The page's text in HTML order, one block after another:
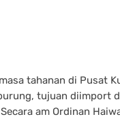
tahanan di Pusat
tujuan diimport
am Ordinan